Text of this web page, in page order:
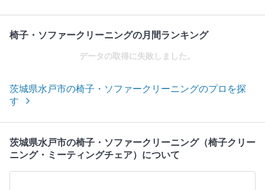
椅子・ソファークリーニングの月間ランキング
データの取得に失敗しました。
茨城県水戸市の椅子・ソファークリーニングのプロを探
す
茨城県水戸市の椅子・ソファークリーニング（椅子クリー
ニング・ミーティングチェア）について